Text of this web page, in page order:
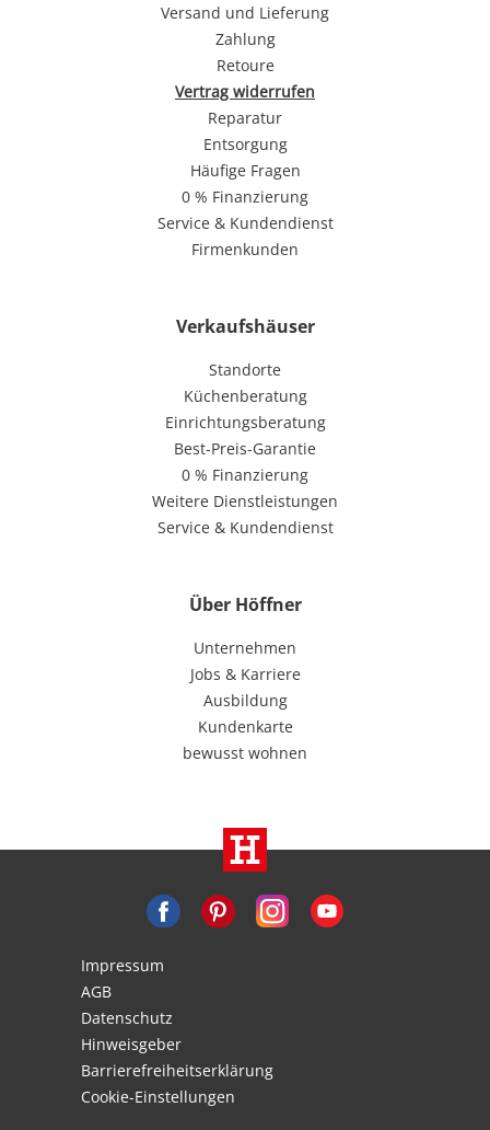
Versand und Lieferung
Zahlung
Retoure
Vertrag widerrufen
Reparatur
Entsorgung
Häufige Fragen
0 % Finanzierung
Service & Kundendienst
Firmenkunden
Verkaufshäuser
Standorte
Küchenberatung
Einrichtungsberatung
Best-Preis-Garantie
0 % Finanzierung
Weitere Dienstleistungen
Service & Kundendienst
Über Höffner
Unternehmen
Jobs & Karriere
Ausbildung
Kundenkarte
bewusst wohnen
Impressum
AGB
Datenschutz
Hinweisgeber
Barrierefreiheitserklärung
Cookie-Einstellungen